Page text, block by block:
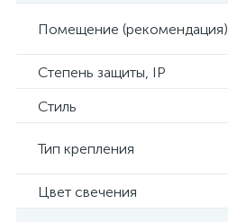
Помещение (рекомендация)
Степень защиты, IP
Стиль
Тип крепления
Цвет свечения